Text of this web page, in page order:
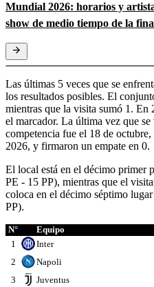
Mundial 2026: horarios y
show de medio tiempo de la
Las últimas 5 veces que se
los resultados posibles. El
mientras que la visita sumó 1. En
el marcador. La última vez que se
competencia fue el 18 de
2026, y firmaron un empate en 0.
El local está en el décimo primer
PE - 15 PP), mientras que el
coloca en el décimo séptimo
PP).
N° Equipo
1
Inter
2
Napoli
3
Juventus